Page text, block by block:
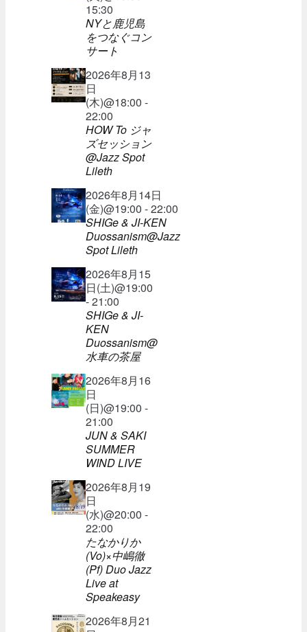
15:30
NYと鹿児島
をつなぐコン
サート
2026年8月13
日
(木)@18:00 -
22:00
HOW To ジャ
ズセッション
@Jazz Spot
Lileth
2026年8月14日
(金)@19:00 - 22:00
SHIGe & JI-KEN
Duossanism@Jazz
Spot Lileth
2026年8月15
日(土)@19:00
- 21:00
SHIGe & JI-
KEN
Duossanism@
水車の茶屋
2026年8月16
日
(日)@19:00 -
21:00
JUN & SAKI
SUMMER
WIND LIVE
2026年8月19
日
(水)@20:00 -
22:00
たなかりか
(Vo)×中嶋徹
(Pf) Duo Jazz
Live at
Speakeasy
2026年8月21